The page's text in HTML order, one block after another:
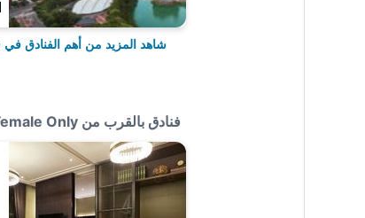
شاهد المزيد من أهم الفنادق
فنادق بالقرب من Comeinn Guesthouse Hongdae-Female Only